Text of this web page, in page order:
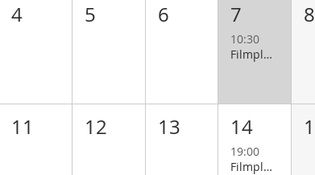
4 5 6 7
10:30
Filmploeg
8
11 12 13 14
19:00
Filmploeg